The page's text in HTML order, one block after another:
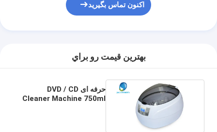
اکنون تماس بگیرید
بهترين قيمت رو براي
حرفه ای DVD / CD
Cleaner Machine 750ml